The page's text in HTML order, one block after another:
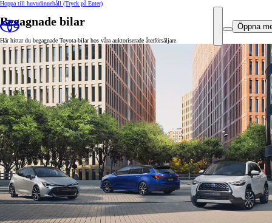
Hoppa till huvudinnehåll (Tryck på Enter)
Öppna
Begagnade bilar
Här hittar du begagnade Toyota-bilar hos våra auktoriserade återförsäljare.